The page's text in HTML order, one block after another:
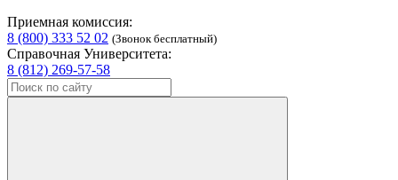
Приемная комиссия:
8 (800) 333 52 02 (Звонок бесплатный)
Справочная Университета:
8 (812) 269-57-58